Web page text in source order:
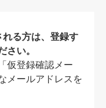
る方は、登録す
い。
仮登録確認メー
メールアドレスを